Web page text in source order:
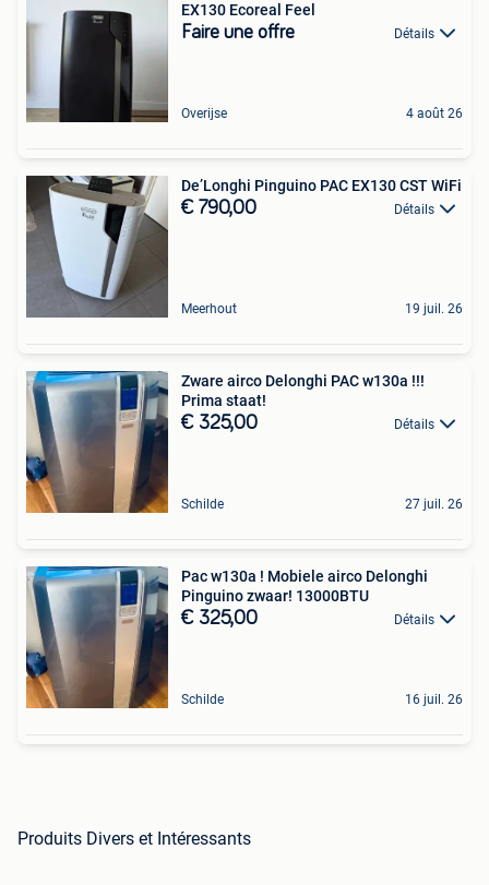
EX130 Ecoreal Feel
Faire une offre Détails
Overijse 4 août 26
De’Longhi Pinguino PAC EX130 CST WiFi
€ 790,00 Détails
Meerhout 19 juil. 26
Zware airco Delonghi PAC w130a !!!
Prima staat!
€ 325,00 Détails
Schilde 27 juil. 26
Pac w130a ! Mobiele airco Delonghi
Pinguino zwaar! 13000BTU
€ 325,00 Détails
Schilde 16 juil. 26
Produits Divers et Intéressants